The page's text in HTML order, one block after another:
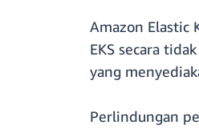
Amazon Elastic
EKS secara
yang
Perlindungan